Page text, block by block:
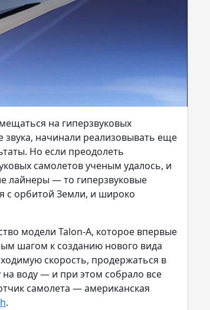
на гиперзвуковых
звука, начинали реализовывать еще
Но если преодолеть
самолетов ученым удалось, и
лайнеры — то гиперзвуковые
с орбитой Земли, и широко
модели Talon-A, которое впервые
шагом к созданию нового вида
скорость, продержаться в
воду — и при этом собрало все
самолета — американская
.